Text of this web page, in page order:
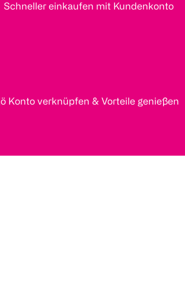
Schneller einkaufen mit Kundenkonto
Konto verknüpfen & Vorteile genießen